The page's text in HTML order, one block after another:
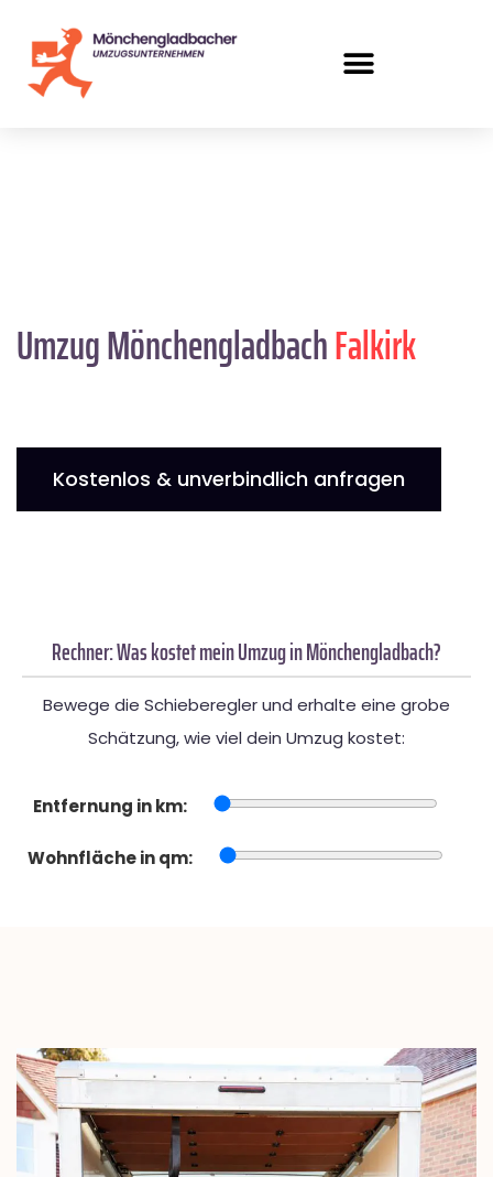
Umzug MönchengladbachFalkirk
Kostenlos & unverbindlich anfragen
Rechner: Was kostet mein Umzug in Mönchengladbach?
Bewege die Schieberegler und erhalte eine grobe
Schätzung, wie viel dein Umzug kostet:
Entfernung in km:
Wohnfläche in qm: